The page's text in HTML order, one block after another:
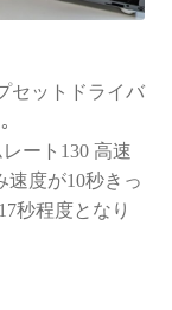
セットドライバ
ート130 高速
速度が10秒きっ
秒程度となり